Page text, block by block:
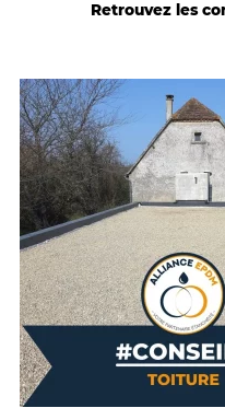
Retrouvez les